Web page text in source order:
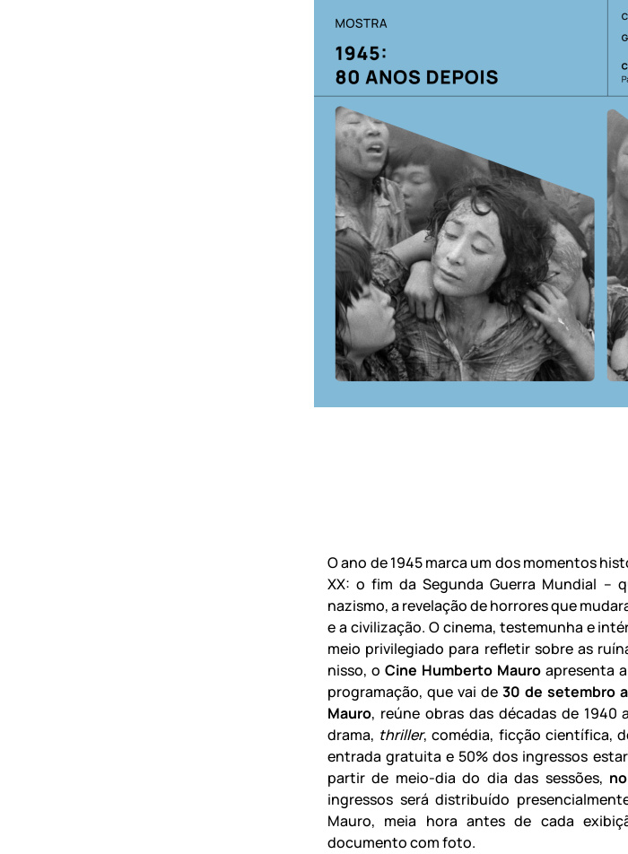
O ano de 1945 marca um dos momentos
XX: o fim da Segunda Guerra Mundial –
nazismo, a revelação de horrores que
e a civilização. O cinema, testemunha e
meio privilegiado para refletir sobre as
nisso, o Cine Humberto Mauro apresenta
programação, que vai de 30 de setembro
Mauro, reúne obras das décadas de 1940
drama, thriller, comédia, ficção científica,
entrada gratuita e 50% dos ingressos
partir de meio-dia do dia das sessões,
ingressos será distribuído
Mauro, meia hora antes de cada
documento com foto.